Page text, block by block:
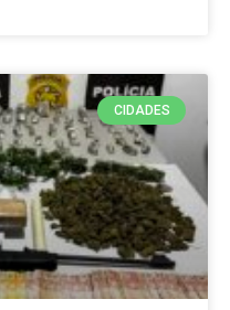
CIDADES